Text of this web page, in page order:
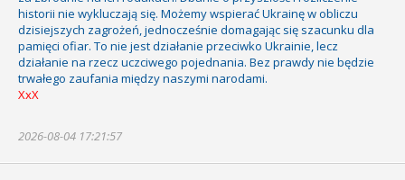
historii nie wykluczają się. Możemy wspierać Ukrainę w obliczu
dzisiejszych zagrożeń, jednocześnie domagając się szacunku dla
pamięci ofiar. To nie jest działanie przeciwko Ukrainie, lecz
działanie na rzecz uczciwego pojednania. Bez prawdy nie będzie
trwałego zaufania między naszymi narodami.
XxX
2026-08-04 17:21:57